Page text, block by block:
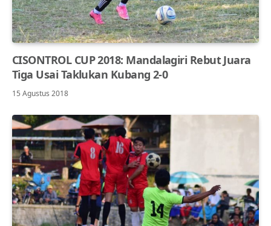
CISONTROL CUP 2018: Mandalagiri Rebut Juara
Tiga Usai Taklukan Kubang 2-0
15 Agustus 2018